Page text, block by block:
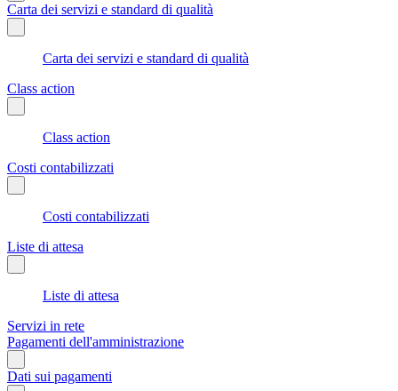
Carta dei servizi e standard di qualità
Carta dei servizi e standard di qualità
Class action
Class action
Costi contabilizzati
Costi contabilizzati
Liste di attesa
Liste di attesa
Servizi in rete
Pagamenti dell'amministrazione
Dati sui pagamenti